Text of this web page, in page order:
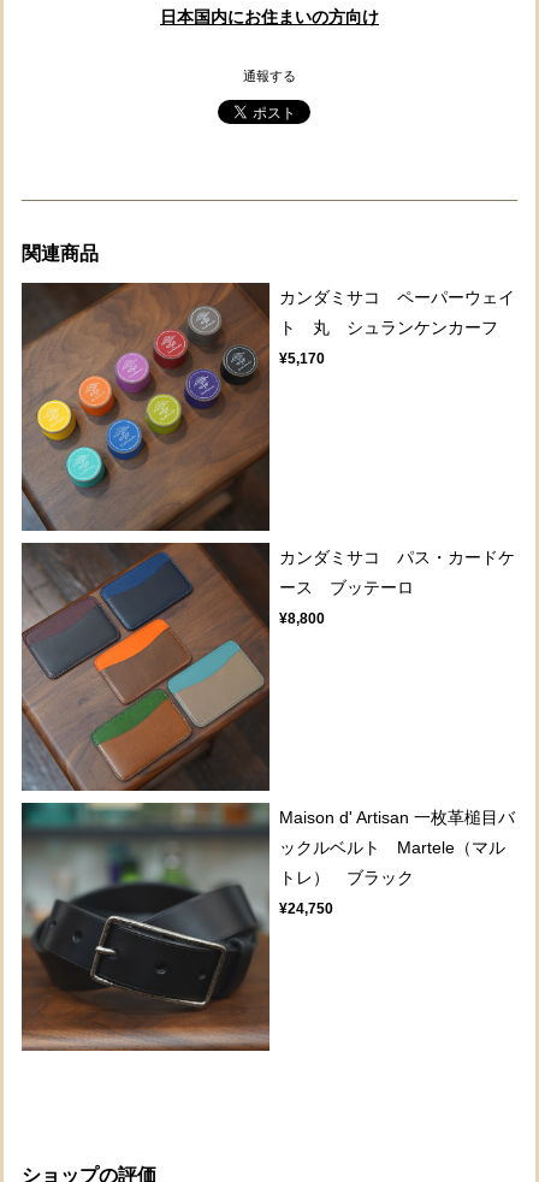
日本国内にお住まいの方向け
通報する
関連商品
カンダミサコ ペーパーウェイ
ト 丸 シュランケンカーフ
¥5,170
カンダミサコ パス・カードケ
ース ブッテーロ
¥8,800
Maison d' Artisan 一枚革槌目バ
ックルベルト Martele（マル
トレ） ブラック
¥24,750
ショップの評価